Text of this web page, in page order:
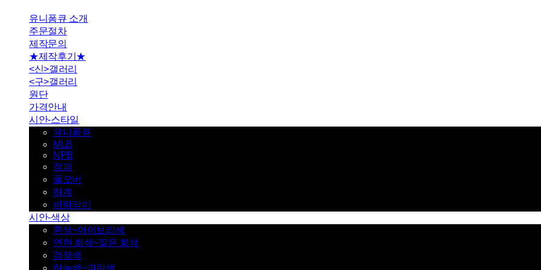
유니폼큐 소개
주문절차
제작문의
★제작후기★
<신>갤러리
<구>갤러리
원단
가격안내
시안-스타일
유니폼큐
MLB
NPB
점퍼
풀오버
하계
바람막이
시안-색상
흰색~아이보리색
연한 회색~짙은 회색
검정색